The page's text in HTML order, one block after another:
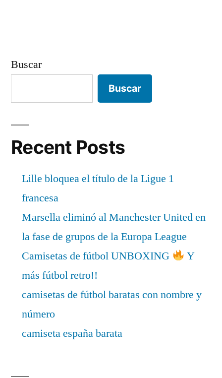
Buscar
Buscar
Recent Posts
Lille bloquea el título de la Ligue 1
francesa
Marsella eliminó al Manchester United en
la fase de grupos de la Europa League
Camisetas de fútbol UNBOXING
Y
más fútbol retro!!
camisetas de fútbol baratas con nombre y
número
camiseta españa barata